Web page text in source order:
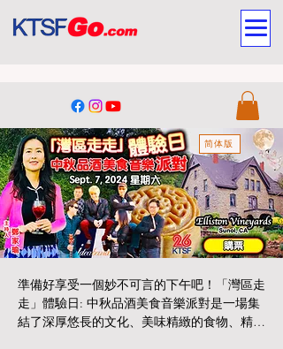
简体版
準備好享受一個妙不可言的下午吧！「灣區走
走」體驗日: 中秋品酒美食音樂派對是一場集
結了深厚悠長的文化、美味精緻的食物、精選